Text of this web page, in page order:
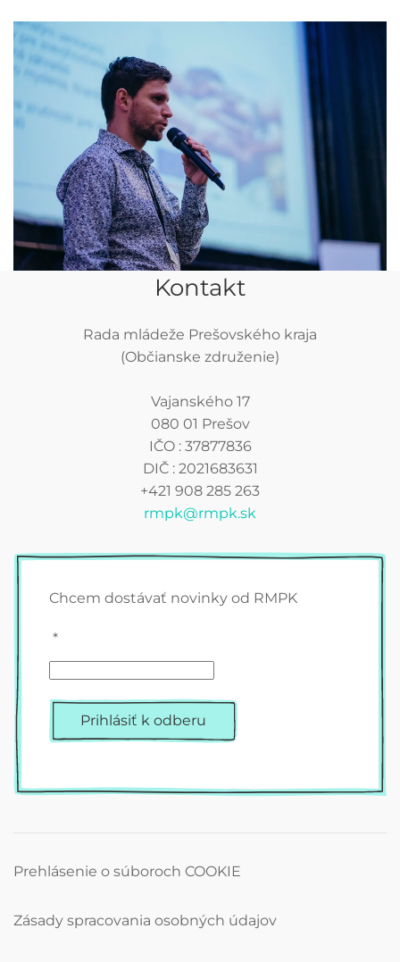
Kontakt
Rada mládeže Prešovského kraja
(Občianske združenie)
Vajanského 17
080 01 Prešov
IČO : 37877836
DIČ : 2021683631
+421 908 285 263
rmpk@rmpk.sk
Chcem dostávať novinky od RMPK
*
Prihlásiť k odberu
Prehlásenie o súboroch COOKIE
Zásady spracovania osobných údajov